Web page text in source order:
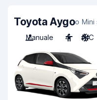
Toyota Aygoo Mini
Manuale
4 A/C